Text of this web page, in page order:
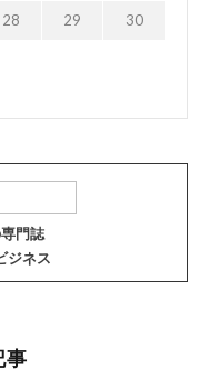
28 29 30
門誌
ジネス
事